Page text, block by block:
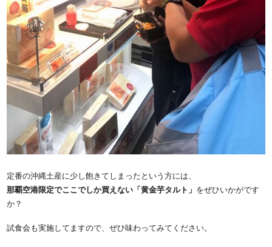
定番の沖縄土産に少し飽きてしまったという方には、
那覇空港限定でここでしか買えない「黄金芋タルト」 をぜひいかがです
か？
試食会も実施してますので、ぜひ味わってみてください。